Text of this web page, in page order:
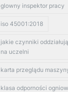
glowny inspektor pracy
iso 45001:2018
jakie czynniki
na uczelni
karta przeglądu
klasa odporności